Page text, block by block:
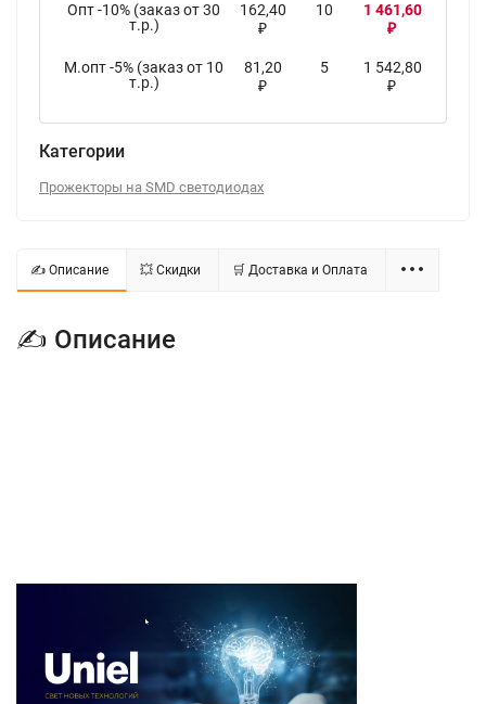
Опт -10% (заказ от 30
т.р.)
162,40
₽
10 1 461,60
₽
М.опт -5% (заказ от 10
т.р.)
81,20
₽
5 1 542,80
₽
Категории
Прожекторы на SMD светодиодах
✍ Описание 💥 Скидки 🛒 Доставка и Оплата
✍ Описание